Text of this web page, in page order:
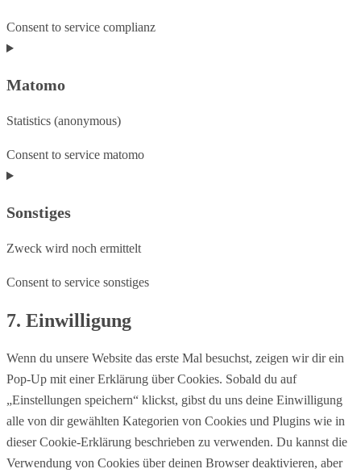
Consent to service complianz
Matomo
Statistics (anonymous)
Consent to service matomo
Sonstiges
Zweck wird noch ermittelt
Consent to service sonstiges
7. Einwilligung
Wenn du unsere Website das erste Mal besuchst, zeigen wir dir ein
Pop-Up mit einer Erklärung über Cookies. Sobald du auf
„Einstellungen speichern“ klickst, gibst du uns deine Einwilligung
alle von dir gewählten Kategorien von Cookies und Plugins wie in
dieser Cookie-Erklärung beschrieben zu verwenden. Du kannst die
Verwendung von Cookies über deinen Browser deaktivieren, aber